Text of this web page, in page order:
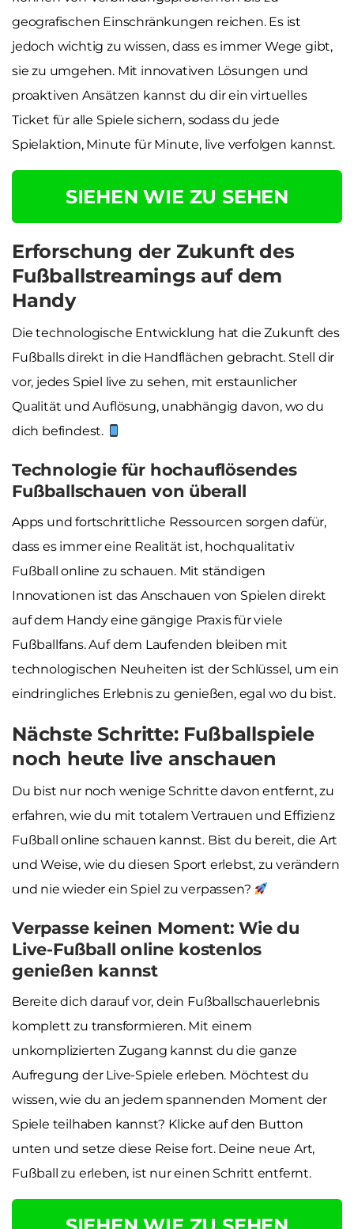
geografischen Einschränkungen reichen. Es ist
jedoch wichtig zu wissen, dass es immer Wege gibt,
sie zu umgehen. Mit innovativen Lösungen und
proaktiven Ansätzen kannst du dir ein virtuelles
Ticket für alle Spiele sichern, sodass du jede
Spielaktion, Minute für Minute, live verfolgen kannst.
SIEHEN WIE ZU SEHEN
Erforschung der Zukunft des
Fußballstreamings auf dem
Handy
Die technologische Entwicklung hat die Zukunft des
Fußballs direkt in die Handflächen gebracht. Stell dir
vor, jedes Spiel live zu sehen, mit erstaunlicher
Qualität und Auflösung, unabhängig davon, wo du
dich befindest.
Technologie für hochauflösendes
Fußballschauen von überall
Apps und fortschrittliche Ressourcen sorgen dafür,
dass es immer eine Realität ist, hochqualitativ
Fußball online zu schauen. Mit ständigen
Innovationen ist das Anschauen von Spielen direkt
auf dem Handy eine gängige Praxis für viele
Fußballfans. Auf dem Laufenden bleiben mit
technologischen Neuheiten ist der Schlüssel, um ein
eindringliches Erlebnis zu genießen, egal wo du bist.
Nächste Schritte: Fußballspiele
noch heute live anschauen
Du bist nur noch wenige Schritte davon entfernt, zu
erfahren, wie du mit totalem Vertrauen und Effizienz
Fußball online schauen kannst. Bist du bereit, die Art
und Weise, wie du diesen Sport erlebst, zu verändern
und nie wieder ein Spiel zu verpassen?
Verpasse keinen Moment: Wie du
Live-Fußball online kostenlos
genießen kannst
Bereite dich darauf vor, dein Fußballschauerlebnis
komplett zu transformieren. Mit einem
unkomplizierten Zugang kannst du die ganze
Aufregung der Live-Spiele erleben. Möchtest du
wissen, wie du an jedem spannenden Moment der
Spiele teilhaben kannst? Klicke auf den Button
unten und setze diese Reise fort. Deine neue Art,
Fußball zu erleben, ist nur einen Schritt entfernt.